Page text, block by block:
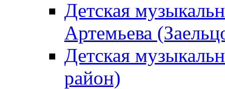
Детская
Артемьева
Детская
район)